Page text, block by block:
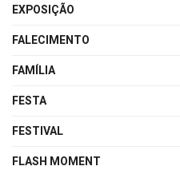
EXPOSIÇÃO
FALECIMENTO
FAMÍLIA
FESTA
FESTIVAL
FLASH MOMENT